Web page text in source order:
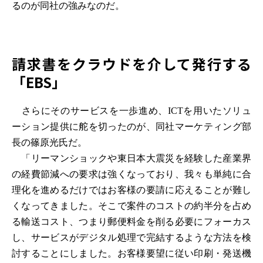
るのが同社の強みなのだ。
請求書をクラウドを介して発行する
「EBS」
さらにそのサービスを一歩進め、ICTを用いたソリュ
ーション提供に舵を切ったのが、同社マーケティング部
長の篠原光氏だ。
「リーマンショックや東日本大震災を経験した産業界
の経費節減への要求は強くなっており、我々も単純に合
理化を進めるだけではお客様の要請に応えることが難し
くなってきました。そこで案件のコストの約半分を占め
る輸送コスト、つまり郵便料金を削る必要にフォーカス
し、サービスがデジタル処理で完結するような方法を検
討することにしました。お客様要望に従い印刷・発送機